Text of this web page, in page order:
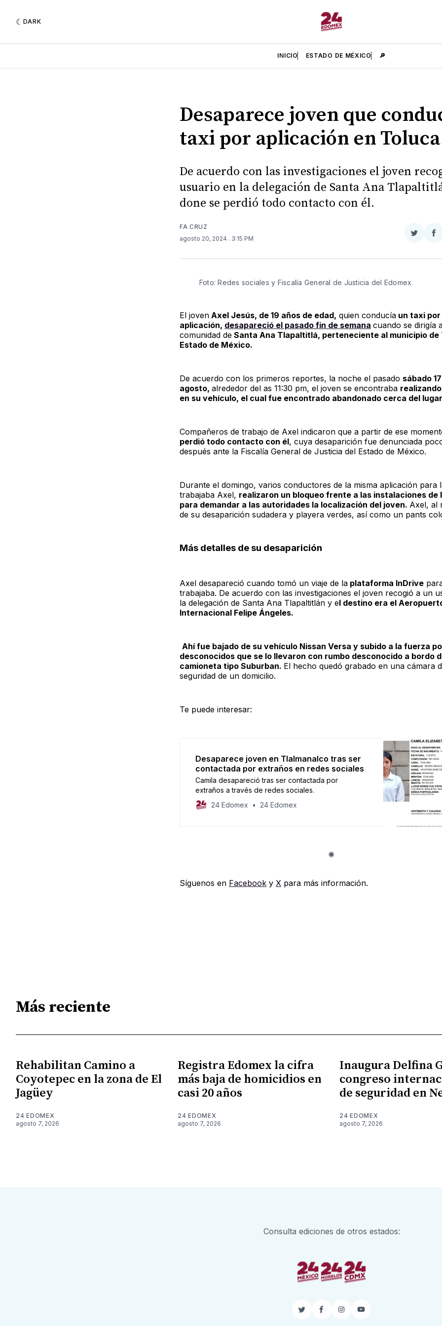
DARK
INICIO ESTADO DE MÉXICO 🔎
Desaparece joven que
taxi por aplicación en Toluca
De acuerdo con las investigaciones el joven
usuario en la delegación de Santa Ana
done se perdió todo contacto con él.
FA CRUZ
agosto 20, 2024 . 3:15 PM
Twitter
Foto: Redes sociales y Fiscalía General de Justicia del Edomex.
El jovenAxel Jesús, de 19 años de edad, quien conducíaun taxi por
aplicación, desapareció el pasado fin de semana cuando se dirigía
comunidad deSanta Ana Tlapaltitlá, perteneciente al municipio de
Estado de México.
De acuerdo con los primeros reportes, la noche el pasado sábado
agosto, alrededor del as 11:30 pm, el joven se encontraba
en su vehículo, el cual fue encontrado abandonado cerca del
Compañeros de trabajo de Axel indicaron que a partir de ese
perdió todo contacto con él, cuya desaparición fue denunciada
después ante la Fiscalía General de Justicia del Estado de México.
Durante el domingo, varios conductores de la misma aplicación para
trabajaba Axel, realizaron un bloqueo frente a las instalaciones de
para demandar a las autoridades la localización del joven. Axel, al
de su desaparición sudadera y playera verdes, así como un pants
Más detalles de su desaparición
Axel desapareció cuando tomó un viaje de laplataforma InDrive
trabajaba. De acuerdo con las investigaciones el joven recogió a un
la delegación de Santa Ana Tlapaltitlán y el destino era el
Internacional Felipe Ángeles.
Ahí fue bajado de su vehículo Nissan Versa y subido a la fuerza
desconocidos que se lo llevaron con rumbo desconocido a bordo
camioneta tipo Suburban. El hecho quedó grabado en una cámara
seguridad de un domicilio.
Te puede interesar:
Desaparece joven en Tlalmanalco tras ser
contactada por extraños en redes sociales
Camila desapareció tras ser contactada por
extraños a través de redes sociales.
24 Edomex
24 Edomex
Síguenos en Facebooky X para más información.
Más reciente
Rehabilitan Camino a
Coyotepec en la zona de El
Jagüey
24 EDOMEX
agosto 7, 2026
Registra Edomex la cifra
más baja de homicidios en
casi 20 años
24 EDOMEX
agosto 7, 2026
Inaugura Delfina
congreso
de seguridad en
24 EDOMEX
agosto 7, 2026
Consulta ediciones de otros estados:
TwitterFacebook
InstagramYouTube